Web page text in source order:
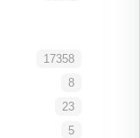
17358
8
23
5